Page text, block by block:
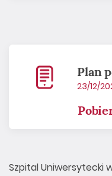
Plan
23/12/
Szpital Uniwersytecki